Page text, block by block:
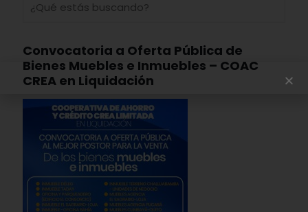
Convocatoria a Oferta Pública de
Bienes Muebles e Inmuebles – COAC
CREA en Liquidación